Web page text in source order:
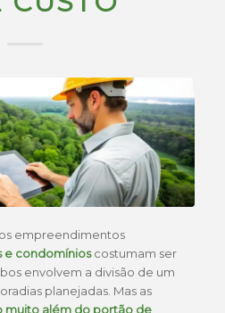
empreendimentos
e condomínioscostumam ser
envolvem a divisão de um
planejadas. Mas as
muito além do portão de